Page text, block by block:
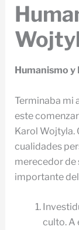
Humanismo y
Terminaba mi
este
Karol Wojtyla.
cualidades
merecedor de
importante
culto. A